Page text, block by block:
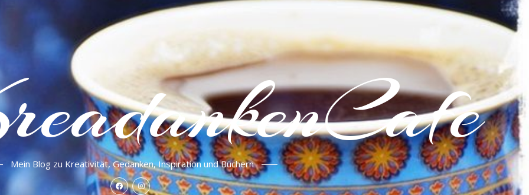
Mein Blog zu Kreativität, Gedanken, Inspiration und Büchern